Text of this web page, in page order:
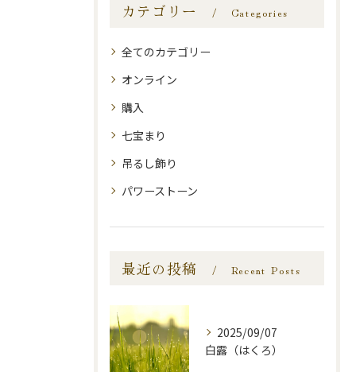
カテゴリー Categories
全てのカテゴリー
オンライン
購入
七宝まり
吊るし飾り
パワーストーン
最近の投稿 Recent Posts
2025/09/07
白露（はくろ）